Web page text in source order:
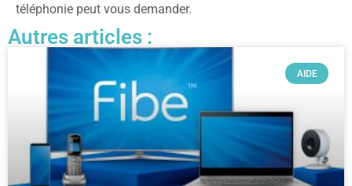
téléphonie peut vous demander.
Autres articles :
AIDE